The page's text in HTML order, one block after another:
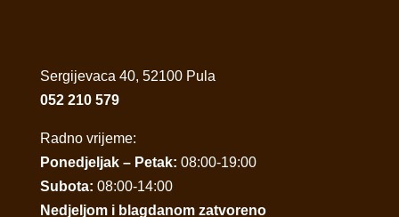
Sergijevaca 40, 52100 Pula
052 210 579
Radno vrijeme:
Ponedjeljak – Petak: 08:00-19:00
Subota: 08:00-14:00
Nedjeljom i blagdanom zatvoreno